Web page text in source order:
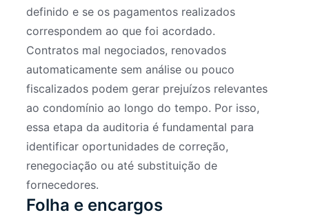
definido e se os pagamentos realizados
correspondem ao que foi acordado.
Contratos mal negociados, renovados
automaticamente sem análise ou pouco
fiscalizados podem gerar prejuízos relevantes
ao condomínio ao longo do tempo. Por isso,
essa etapa da auditoria é fundamental para
identificar oportunidades de correção,
renegociação ou até substituição de
fornecedores.
Folha e encargos